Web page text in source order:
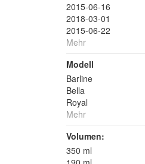
2015-06-16
2018-03-01
2015-06-22
Mehr
Modell
Barline
Bella
Royal
Mehr
Volumen:
350 ml